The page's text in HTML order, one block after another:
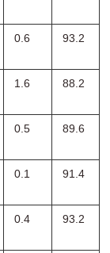
0.6 93.2
1.6 88.2
0.5 89.6
0.1 91.4
0.4 93.2